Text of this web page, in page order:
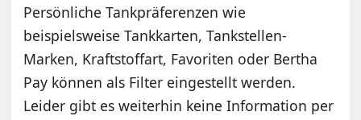
Persönliche Tankpräferenzen wie
beispielsweise Tankkarten, Tankstellen-
Marken, Kraftstoffart, Favoriten oder Bertha
Pay können als Filter eingestellt werden.
Leider gibt es weiterhin keine Information per